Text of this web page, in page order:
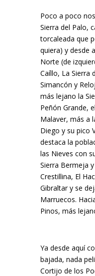
Poco a poco
Sierra del Palo,
torcaleada que
quiera) y desde
Norte (de
Caíllo, La Sierra
Simancón y
más lejano la
Peñón Grande,
Malaver, más a
Diego y su pico
destaca la
las Nieves con
Sierra Bermeja
Crestillina, El
Gibraltar y se
Marruecos.
Pinos, más
Ya desde aquí
bajada, nada
Cortijo de los